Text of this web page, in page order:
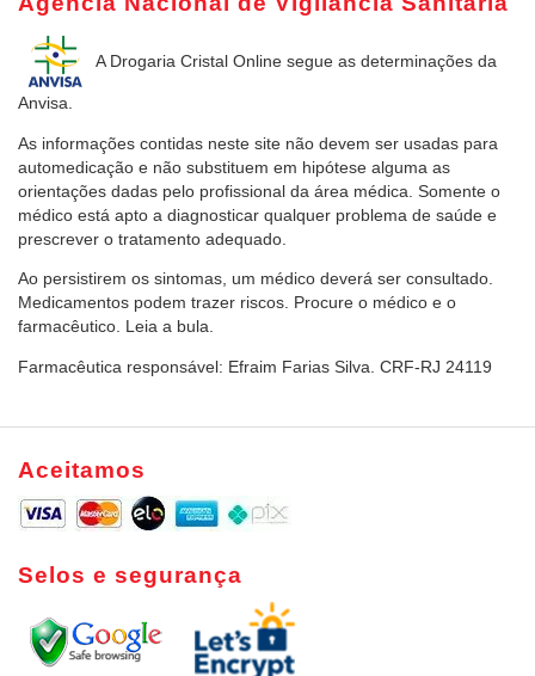
A Drogaria Cristal Online segue as determinações da
Anvisa.
As informações contidas neste site não devem ser usadas para
automedicação e não substituem em hipótese alguma as
orientações dadas pelo profissional da área médica. Somente o
médico está apto a diagnosticar qualquer problema de saúde e
prescrever o tratamento adequado.
Ao persistirem os sintomas, um médico deverá ser consultado.
Medicamentos podem trazer riscos. Procure o médico e o
farmacêutico. Leia a bula.
Farmacêutica responsável: Efraim Farias Silva. CRF-RJ 24119
Aceitamos
Selos e segurança